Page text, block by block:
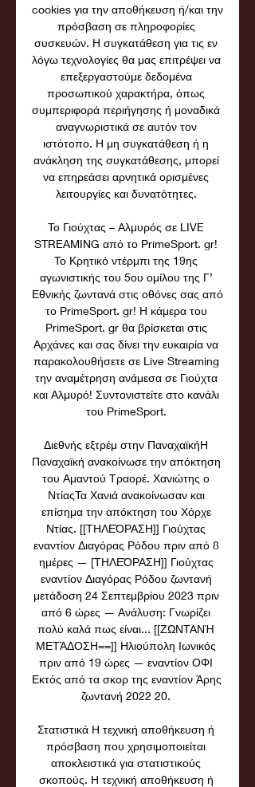
cookies για την αποθήκευση ή/και την
πρόσβαση σε πληροφορίες
συσκευών. Η συγκατάθεση για τις εν
λόγω τεχνολογίες θα μας επιτρέψει να
επεξεργαστούμε δεδομένα
προσωπικού χαρακτήρα, όπως
συμπεριφορά περιήγησης ή μοναδικά
αναγνωριστικά σε αυτόν τον
ιστότοπο. Η μη συγκατάθεση ή η
ανάκληση της συγκατάθεσης, μπορεί
να επηρεάσει αρνητικά ορισμένες
λειτουργίες και δυνατότητες.
Το Γιούχτας – Αλμυρός σε LIVE
STREAMING από το PrimeSport. gr!
Το Κρητικό ντέρμπι της 19ης
αγωνιστικής του 5ου ομίλου της Γ’
Εθνικής ζωντανά στις οθόνες σας από
το PrimeSport. gr! Η κάμερα του
PrimeSport. gr θα βρίσκεται στις
Αρχάνες και σας δίνει την ευκαιρία να
παρακολουθήσετε σε Live Streaming
την αναμέτρηση ανάμεσα σε Γιούχτα
και Αλμυρό! Συντονιστείτε στο κανάλι
του PrimeSport.
Διεθνής εξτρέμ στην ΠαναχαϊκήΗ
Παναχαϊκή ανακοίνωσε την απόκτηση
του Αμαντού Τραορέ. Χανιώτης ο
ΝτίαςΤα Χανιά ανακοίνωσαν και
επίσημα την απόκτηση του Χόρχε
Ντίας. [[ΤΗΛΕΌΡΑΣΗ]] Γιούχτας
εναντίον Διαγόρας Ρόδου πριν από 8
ημέρες — [ΤΗΛΕΌΡΑΣΗ]] Γιούχτας
εναντίον Διαγόρας Ρόδου ζωντανή
μετάδοση 24 Σεπτεμβρίου 2023 πριν
από 6 ώρες — Ανάλυση: Γνωρίζει
πολύ καλά πως είναι... [[ΖΩΝΤΑΝΉ
ΜΕΤΆΔΟΣΗ==]] Ηλιούπολη Ιωνικός
πριν από 19 ώρες — εναντίον ΟΦΙ
Εκτός από τα σκορ της εναντίον Άρης
ζωντανή 2022 20.
Στατιστικά Η τεχνική αποθήκευση ή
πρόσβαση που χρησιμοποιείται
αποκλειστικά για στατιστικούς
σκοπούς. Η τεχνική αποθήκευση ή